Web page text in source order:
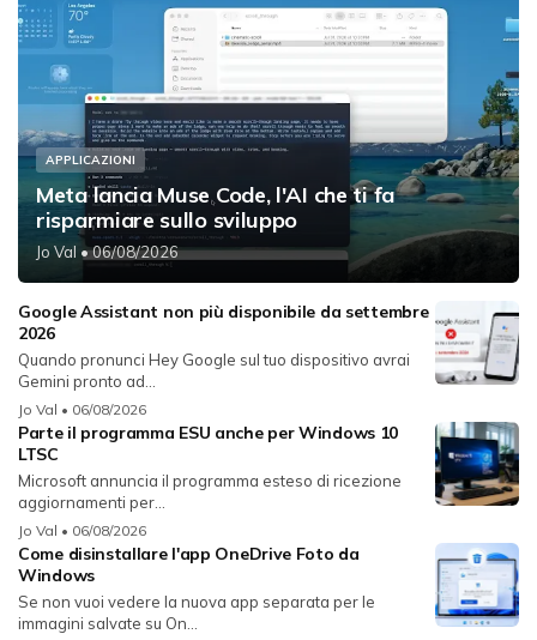
APPLICAZIONI
Meta lancia Muse Code, l'AI che ti fa
risparmiare sullo sviluppo
Jo Val • 06/08/2026
Google Assistant non più disponibile da settembre
2026
Quando pronunci Hey Google sul tuo dispositivo avrai
Gemini pronto ad...
Jo Val • 06/08/2026
Parte il programma ESU anche per Windows 10
LTSC
Microsoft annuncia il programma esteso di ricezione
aggiornamenti per...
Jo Val • 06/08/2026
Come disinstallare l'app OneDrive Foto da
Windows
Se non vuoi vedere la nuova app separata per le
immagini salvate su On...